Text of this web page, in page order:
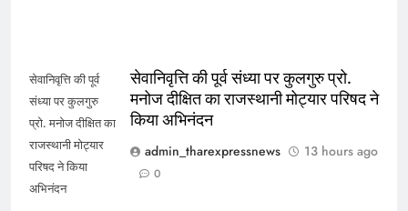
सेवानिवृत्ति की पूर्व
संध्या पर कुलगुरु
प्रो. मनोज दीक्षित का
राजस्थानी मोट्यार
परिषद ने किया
अभिनंदन
सेवानिवृत्ति की पूर्व संध्या पर कुलगुरु प्रो.
मनोज दीक्षित का राजस्थानी मोट्यार परिषद ने
किया अभिनंदन
admin_tharexpressnews
13 hours ago
0